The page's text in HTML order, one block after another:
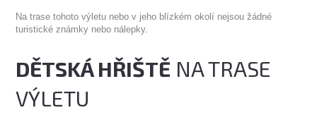
Na trase tohoto výletu nebo v jeho blízkém okolí nejsou žádné
turistické známky nebo nálepky.
DĚTSKÁ HŘIŠTĚ NA TRASE
VÝLETU